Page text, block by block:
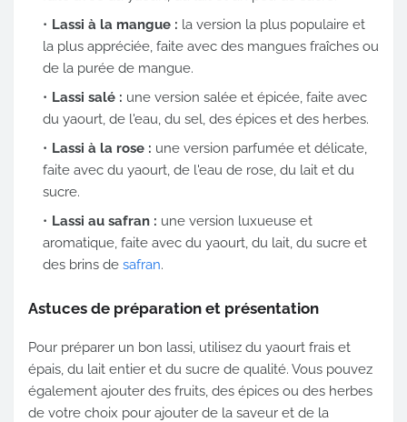
Lassi à la mangue : la version la plus populaire et
la plus appréciée, faite avec des mangues fraîches ou
de la purée de mangue.
Lassi salé : une version salée et épicée, faite avec
du yaourt, de l'eau, du sel, des épices et des herbes.
Lassi à la rose : une version parfumée et délicate,
faite avec du yaourt, de l'eau de rose, du lait et du
sucre.
Lassi au safran : une version luxueuse et
aromatique, faite avec du yaourt, du lait, du sucre et
des brins de safran.
Astuces de préparation et présentation
Pour préparer un bon lassi, utilisez du yaourt frais et
épais, du lait entier et du sucre de qualité. Vous pouvez
également ajouter des fruits, des épices ou des herbes
de votre choix pour ajouter de la saveur et de la